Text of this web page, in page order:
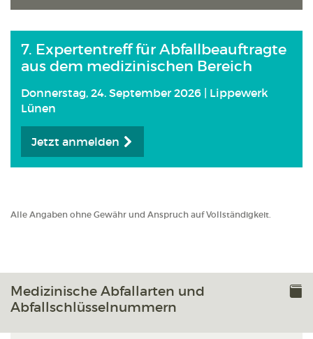
7. Expertentreff für Abfallbeauftragte
aus dem medizinischen Bereich
Donnerstag, 24. September 2026 | Lippewerk
Lünen
Jetzt anmelden
Alle Angaben ohne Gewähr und Anspruch auf Vollständigkeit.
Medizinische Abfallarten und
Abfallschlüsselnummern